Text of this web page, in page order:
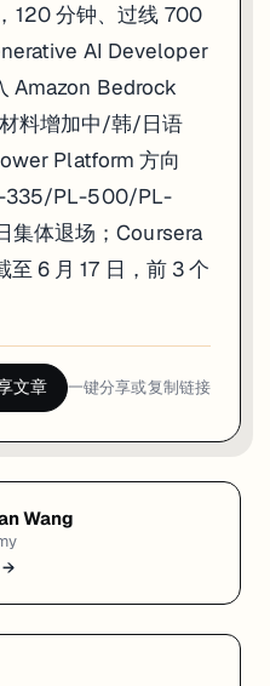
120 分钟、过线 700
AI Developer
Amazon Bedrock
料增加中/韩/日语
Platform 方向
PL-500/PL-
集体退场；Coursera
6 月 17 日，前 3 个
文章 一键分享或复制链接
Wang
→